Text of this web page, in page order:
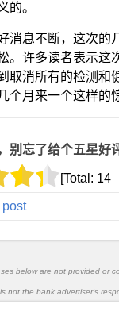
的。
消息不断，这次的
。许多读者表示这
取消所有的检测和
个月来一个这样的
别忘了给个五星好
[Total: 14
below are not provided or
not the bank advertiser's